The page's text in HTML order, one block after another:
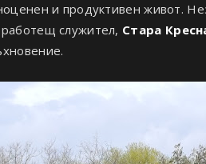
и продуктивен живот.
служител, Стара